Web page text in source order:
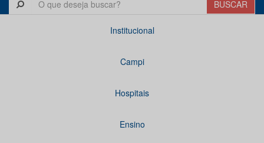
Institucional
Campi
Hospitais
Ensino